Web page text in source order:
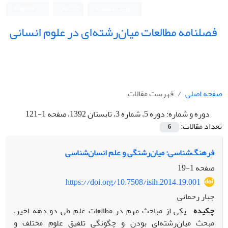
فصلنامه مطالعات میان‌رشته‌ای در علوم انسانی
صفحه اصلی
فهرست مقالات
دوره و شماره:دوره 5، شماره 3، تابستان 1392، صفحه 1-121
تعداد مقالات:
6
فرهنگ‌شناسی: میان‌رشتگی و علم انسان‌شناسی
صفحه1-19
https://doi.org/10.7508/isih.2014.19.001
جبار رحمانی
چکیده یکی از مباحث مهم در مطالعات علم طی دو دهه اخیر،
مبحث میان‌رشته‌ای بودن و چگونگی تلفیق علوم مختلف و